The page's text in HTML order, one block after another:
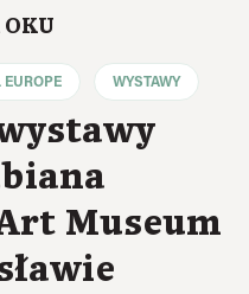
EUROPE WYSTAWY
Museum